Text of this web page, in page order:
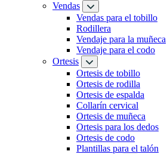
Vendas
Vendas para el tobillo
Rodillera
Vendaje para la muñeca
Vendaje para el codo
Ortesis
Ortesis de tobillo
Ortesis de rodilla
Ortesis de espalda
Collarín cervical
Ortesis de muñeca
Ortesis para los dedos
Ortesis de codo
Plantillas para el talón